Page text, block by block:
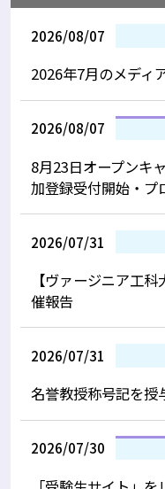
2026/08/07
2026年7月のメディ
2026/08/07
8月23日オープンキ
加登録受付開始・プ
2026/07/31
【ヴァージニア工
催報告
2026/07/31
名誉教授称号記を授
2026/07/30